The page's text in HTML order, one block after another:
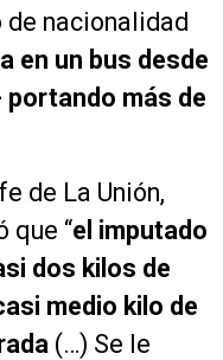
de nacionalidad
en un bus desde
más de
de La Unión,
que “el imputado
dos kilos de
medio kilo de
(…) Se le